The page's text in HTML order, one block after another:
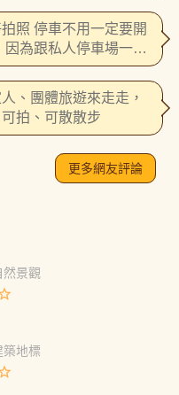
照 停車不用一定要開
為跟私人停車場一樣
停上面再逛下去就好
、團體旅遊來走走，
拍、可散散步
更多網友評論
然景觀
築地標